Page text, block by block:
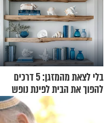
בלי לצאת מהמזגן: 5 דרכים
להפוך את הבית לפינת נופש